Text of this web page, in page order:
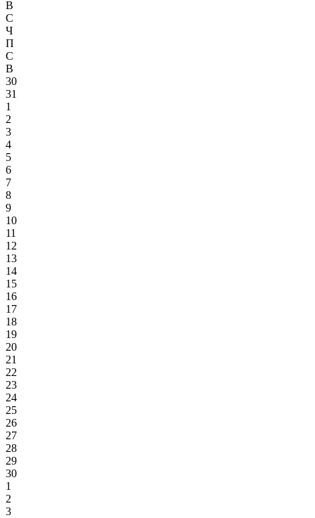
В
С
Ч
П
С
В
30
31
1
2
3
4
5
6
7
8
9
10
11
12
13
14
15
16
17
18
19
20
21
22
23
24
25
26
27
28
29
30
1
2
3